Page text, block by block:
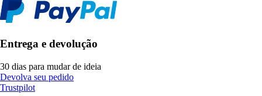
Entrega e devolução
30 dias para mudar de ideia
Devolva seu pedido
Trustpilot